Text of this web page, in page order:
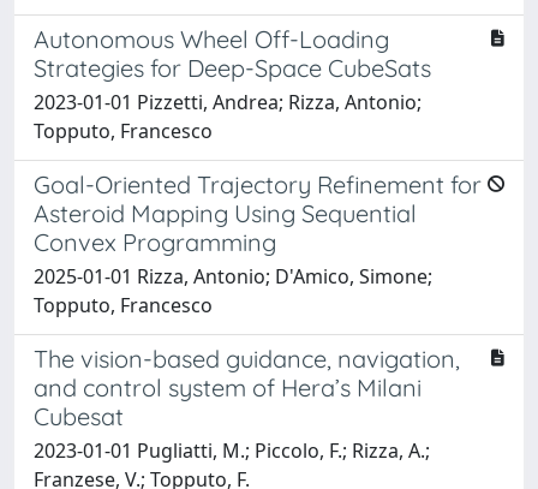
Autonomous Wheel Off-Loading
Strategies for Deep-Space CubeSats
2023-01-01 Pizzetti, Andrea; Rizza, Antonio;
Topputo, Francesco
Goal-Oriented Trajectory Refinement for
Asteroid Mapping Using Sequential
Convex Programming
2025-01-01 Rizza, Antonio; D'Amico, Simone;
Topputo, Francesco
The vision-based guidance, navigation,
and control system of Hera’s Milani
Cubesat
2023-01-01 Pugliatti, M.; Piccolo, F.; Rizza, A.;
Franzese, V.; Topputo, F.